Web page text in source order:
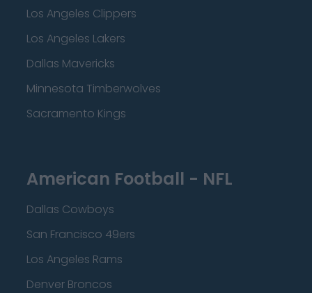
Los Angeles Clippers
Los Angeles Lakers
Dallas Mavericks
Minnesota Timberwolves
Sacramento Kings
American Football - NFL
Dallas Cowboys
San Francisco 49ers
Los Angeles Rams
Denver Broncos